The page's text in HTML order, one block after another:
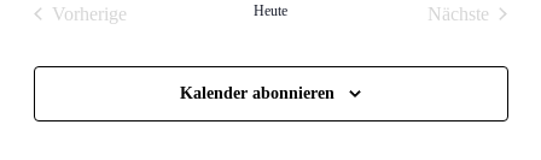
Vorherige
Heute
Nächste
Kalender abonnieren